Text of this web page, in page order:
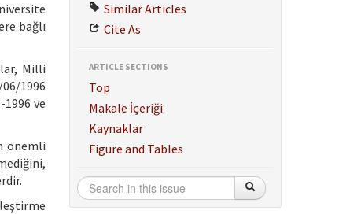
bağlı
Milli
1996
1996 ve
önemli
Similar Articles
Cite As
ARTICLE SECTIONS
Top
Makale İçeriği
Kaynaklar
Figure and Tables